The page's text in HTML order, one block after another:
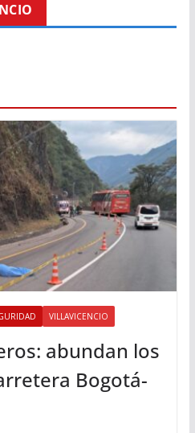
VILLAVICENCIO
abundan los
Bogotá-